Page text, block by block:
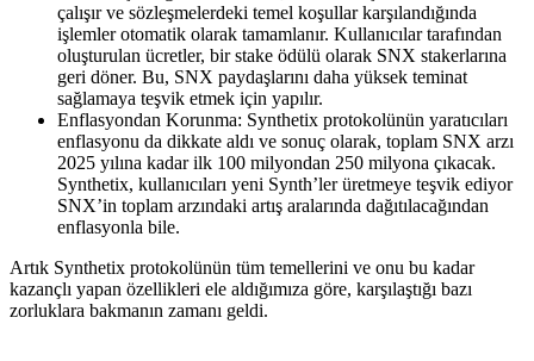
çalışır ve sözleşmelerdeki temel koşullar karşılandığında
işlemler otomatik olarak tamamlanır. Kullanıcılar tarafından
oluşturulan ücretler, bir stake ödülü olarak SNX stakerlarına
geri döner. Bu, SNX paydaşlarını daha yüksek teminat
sağlamaya teşvik etmek için yapılır.
Enflasyondan Korunma: Synthetix protokolünün yaratıcıları
enflasyonu da dikkate aldı ve sonuç olarak, toplam SNX arzı
2025 yılına kadar ilk 100 milyondan 250 milyona çıkacak.
Synthetix, kullanıcıları yeni Synth’ler üretmeye teşvik ediyor
SNX’in toplam arzındaki artış aralarında dağıtılacağından
enflasyonla bile.
Artık Synthetix protokolünün tüm temellerini ve onu bu kadar
kazançlı yapan özellikleri ele aldığımıza göre, karşılaştığı bazı
zorluklara bakmanın zamanı geldi.